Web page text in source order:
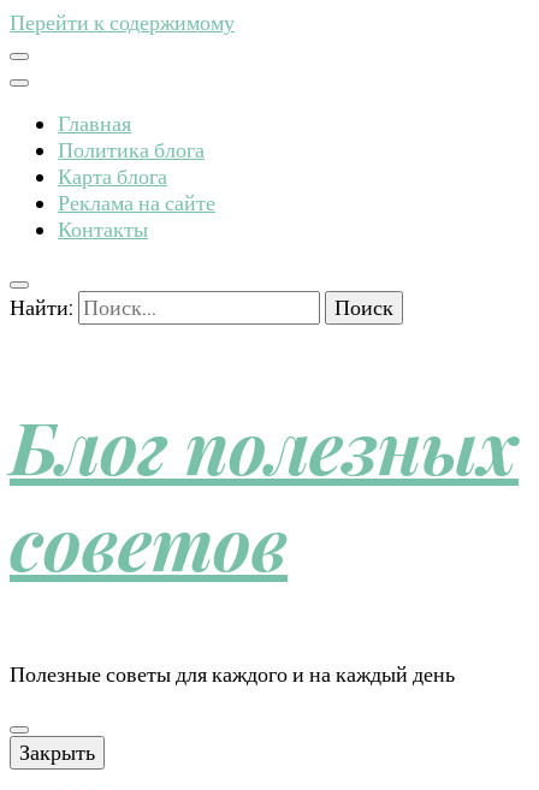
Перейти к содержимому
Главная
Политика блога
Карта блога
Реклама на сайте
Контакты
Найти:
Блог полезных
советов
Полезные советы для каждого и на каждый день
Закрыть